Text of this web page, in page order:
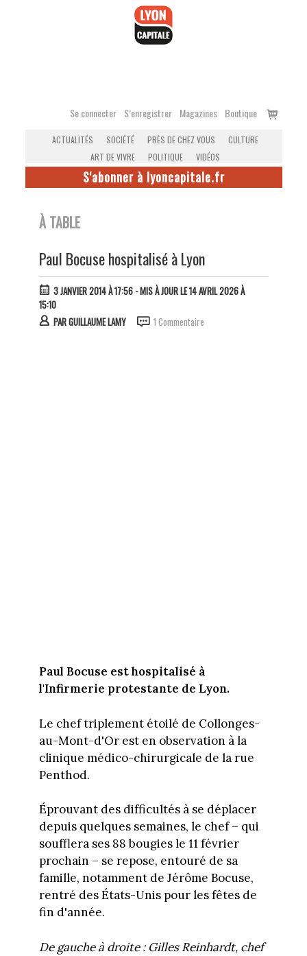
Se connecter S’enregistrer Magazines Boutique
Voir
ACTUALITÉS SOCIÉTÉ PRÈS DE CHEZ VOUS
CULTURE
ART DE VIVRE
POLITIQUE VIDÉOS
S'abonner à lyoncapitale.fr
À TABLE
Paul Bocuse hospitalisé à Lyon
3 JANVIER 2014 À 17:56- MIS À JOUR LE 14 AVRIL 2026 À
15:10
PARGUILLAUME LAMY 1 Commentaire
Paul Bocuse est hospitalisé à
l'Infirmerie protestante de Lyon.
Le chef triplement étoilé de Collonges-
au-Mont-d'Or est en observation à la
clinique médico-chirurgicale de la rue
Penthod.
Éprouvant des difficultés à se déplacer
depuis quelques semaines, le chef – qui
soufflera ses 88 bougies le 11 février
prochain – se repose, entouré de sa
famille, notamment de Jérôme Bocuse,
rentré des États-Unis pour les fêtes de
fin d'année.
De gauche à droite : Gilles Reinhardt, chef